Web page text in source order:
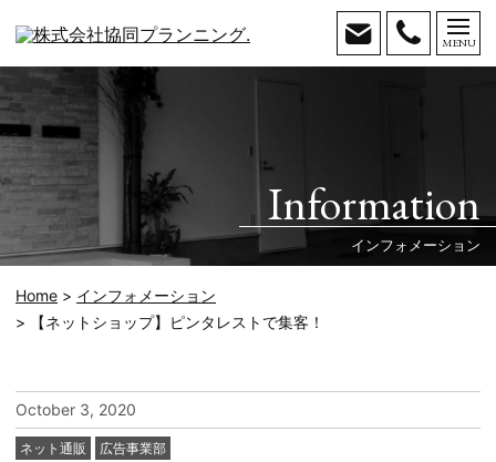
MENU
Tel.
お問い
Information
インフォメーション
Home
インフォメーション
【ネットショップ】ピンタレストで集客！
October 3, 2020
カ
ネット通販 広告事業部